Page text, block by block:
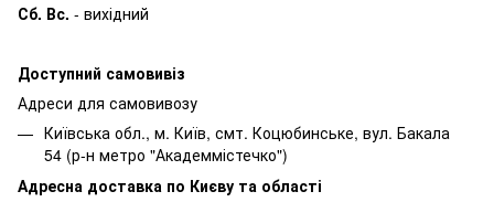
Сб. Вс. - вихідний
Доступний самовивіз
Адреси для самовивозу
Київська обл., м. Київ, смт. Коцюбинське, вул. Бакала
54 (р-н метро "Академмістечко")
Адресна доставка по Києву та області